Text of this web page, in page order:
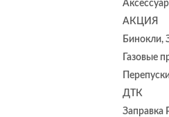
АКЦИЯ
Бинокли,
Газовые
ДТК
Заправка